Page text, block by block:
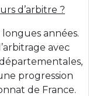
d’arbitre ?
années.
avec
progression
de France.